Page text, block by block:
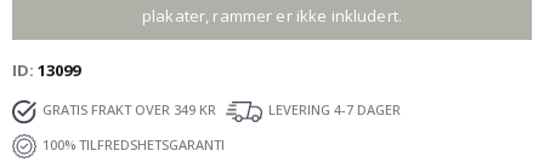
plakater, rammer er ikke inkludert.
ID 13099
GRATIS FRAKT OVER 349 KR
LEVERING 4-7 DAGER
100% TILFREDSHETSGARANTI